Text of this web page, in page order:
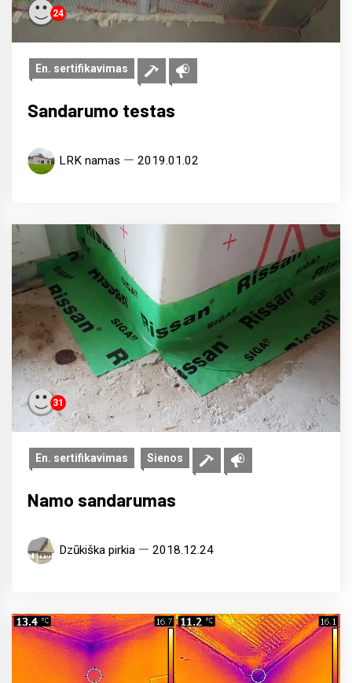
24
En. sertifikavimas
Sandarumo testas
LRK namas 2019.01.02
31
En. sertifikavimas Sienos
Namo sandarumas
Dzūkiška pirkia 2018.12.24